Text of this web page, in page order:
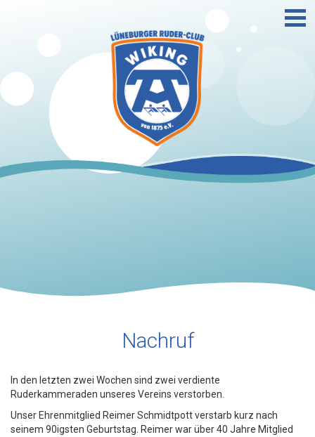
Nachruf
In den letzten zwei Wochen sind zwei verdiente
Ruderkammeraden unseres Vereins verstorben.
Unser Ehrenmitglied Reimer Schmidtpott verstarb kurz nach
seinem 90igsten Geburtstag. Reimer war über 40 Jahre Mitglied